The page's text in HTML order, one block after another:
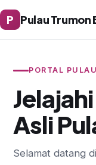
P Pulau Trumon
PORTAL
Asli
Selamat datang